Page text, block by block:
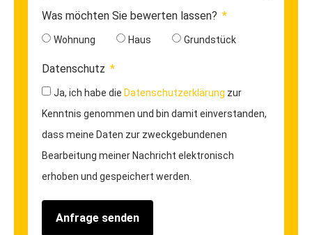
Was möchten Sie bewerten lassen?
Wohnung Haus Grundstück
Datenschutz
Ja, ich habe die Datenschutzerklärung zur
Kenntnis genommen und bin damit einverstanden,
dass meine Daten zur zweckgebundenen
Bearbeitung meiner Nachricht elektronisch
erhoben und gespeichert werden.
Anfrage senden